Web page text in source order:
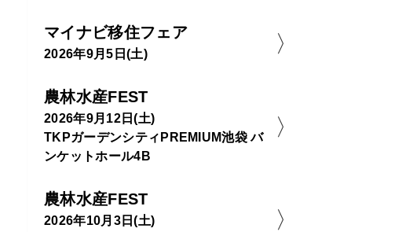
マイナビ移住フェア
2026年9月5日(土)
農林水産FEST
2026年9月12日(土)
TKPガーデンシティPREMIUM池袋 バ
ンケットホール4B
農林水産FEST
2026年10月3日(土)